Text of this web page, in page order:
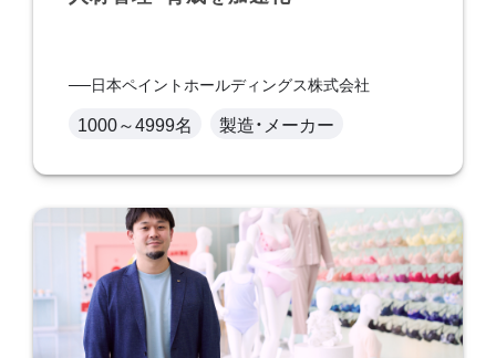
日本ペイントホールディングス株式会社
1000～4999名 製造・メーカー